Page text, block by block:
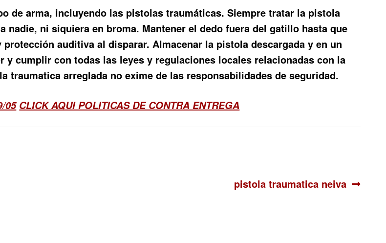
de arma, incluyendo las pistolas traumáticas. Siempre tratar la pistola
nadie, ni siquiera en broma. Mantener el dedo fuera del gatillo hasta que
auditiva al disparar. Almacenar la pistola descargada y en un
y cumplir con todas las leyes y regulaciones locales relacionadas con la
traumatica arreglada no exime de las responsabilidades de seguridad.
05 CLICK AQUI POLITICAS DE CONTRA ENTREGA
Siguiente:
pistola traumatica neiva